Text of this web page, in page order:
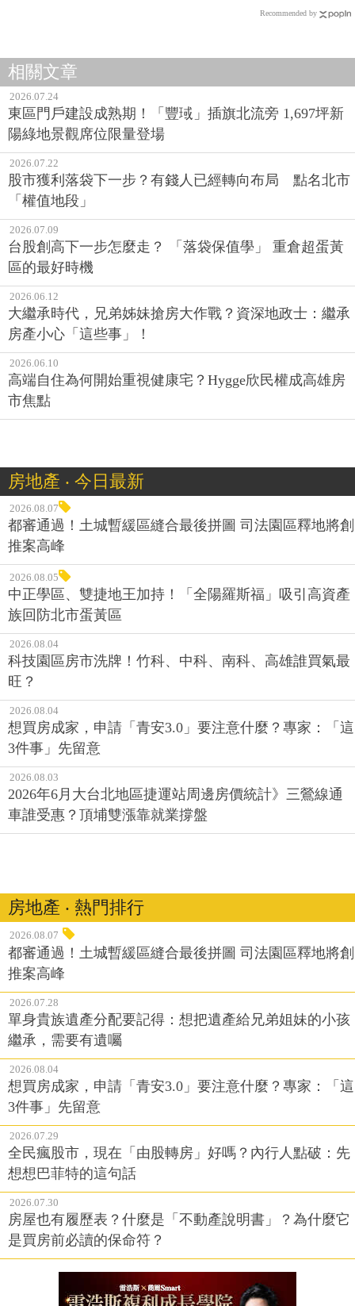
Recommended by
相關文章
2026.07.24
東區門戶建設成熟期！「豐琙」插旗北流旁 1,697坪新
陽綠地景觀席位限量登場
2026.07.22
股市獲利落袋下一步？有錢人已經轉向布局 點名北市
「權值地段」
2026.07.09
台股創高下一步怎麼走？ 「落袋保值學」 重倉超蛋黃
區的最好時機
2026.06.12
大繼承時代，兄弟姊妹搶房大作戰？資深地政士：繼承
房產小心「這些事」！
2026.06.10
高端自住為何開始重視健康宅？Hygge欣民權成高雄房
市焦點
房地產 ‧ 今日最新
2026.08.07
都審通過！土城暫緩區縫合最後拼圖 司法園區釋地將創
推案高峰
2026.08.05
中正學區、雙捷地王加持！「全陽羅斯福」吸引高資產
族回防北市蛋黃區
2026.08.04
科技園區房市洗牌！竹科、中科、南科、高雄誰買氣最
旺？
2026.08.04
想買房成家，申請「青安3.0」要注意什麼？專家：「這
3件事」先留意
2026.08.03
2026年6月大台北地區捷運站周邊房價統計》三鶯線通
車誰受惠？頂埔雙漲靠就業撐盤
房地產 ‧ 熱門排行
2026.08.07
都審通過！土城暫緩區縫合最後拼圖 司法園區釋地將創
推案高峰
2026.07.28
單身貴族遺產分配要記得：想把遺產給兄弟姐妹的小孩
繼承，需要有遺囑
2026.08.04
想買房成家，申請「青安3.0」要注意什麼？專家：「這
3件事」先留意
2026.07.29
全民瘋股市，現在「由股轉房」好嗎？內行人點破：先
想想巴菲特的這句話
2026.07.30
房屋也有履歷表？什麼是「不動產說明書」？為什麼它
是買房前必讀的保命符？